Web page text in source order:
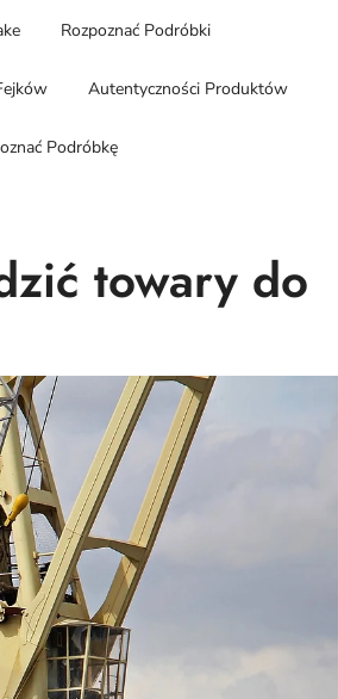
Rozpoznać Podróbki
Autentyczności Produktów
Podróbkę
towary do